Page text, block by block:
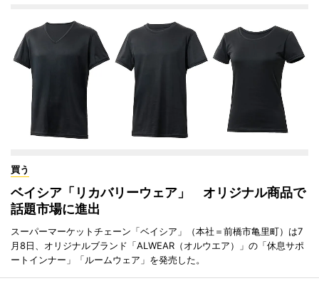
買う
ベイシア「リカバリーウェア」 オリジナル商品で
話題市場に進出
スーパーマーケットチェーン「ベイシア」（本社＝前橋市亀里町）は7
月8日、オリジナルブランド「ALWEAR（オルウエア）」の「休息サポ
ートインナー」「ルームウェア」を発売した。